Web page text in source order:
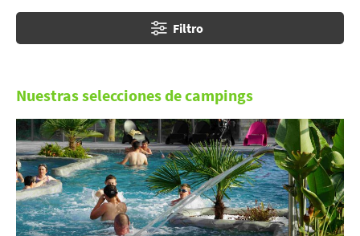
Filtro
Nuestras selecciones de campings